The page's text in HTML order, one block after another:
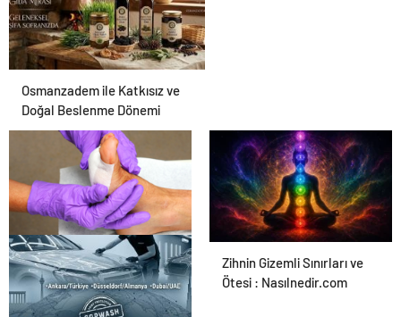
Osmanzadem ile Katkısız ve
Doğal Beslenme Dönemi
Ortopodoloji İle Diyabetik
Ayak Yarası Tedavisi
Zihnin Gizemli Sınırları ve
Ötesi : Nasılnedir.com